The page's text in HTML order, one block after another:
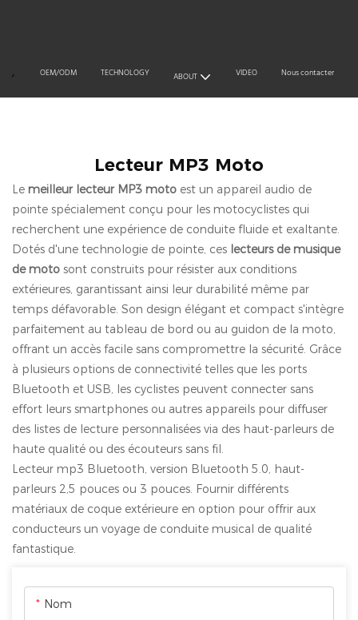
OEM/ODM TECHNOLOGY ABOUT VIDEO Nous contacter
Lecteur MP3 Moto
Le meilleur lecteur MP3 moto est un appareil audio de
pointe spécialement conçu pour les motocyclistes qui
recherchent une expérience de conduite fluide et exaltante.
Dotés d'une technologie de pointe, ces lecteurs de musique
de moto sont construits pour résister aux conditions
extérieures, garantissant ainsi leur durabilité même par
temps défavorable. Son design élégant et compact s'intègre
parfaitement au tableau de bord ou au guidon de la moto,
offrant un accès facile sans compromettre la sécurité. Grâce
à plusieurs options de connectivité telles que les ports
Bluetooth et USB, les cyclistes peuvent connecter sans
effort leurs smartphones ou autres appareils pour diffuser
des listes de lecture personnalisées via des haut-parleurs de
haute qualité ou des écouteurs sans fil.
Lecteur mp3 Bluetooth, version Bluetooth 5.0, haut-
parleurs 2,5 pouces ou 3 pouces. Fournir différents
matériaux de coque extérieure en option pour offrir aux
conducteurs un voyage de conduite musical de qualité
fantastique.
Nom